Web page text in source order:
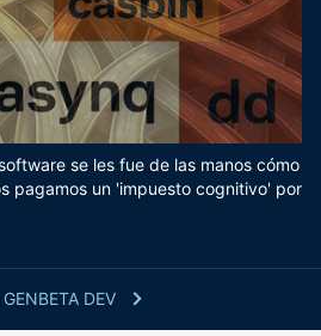
DEV
se les fue de las manos cómo
pagamos un 'impuesto cognitivo' por